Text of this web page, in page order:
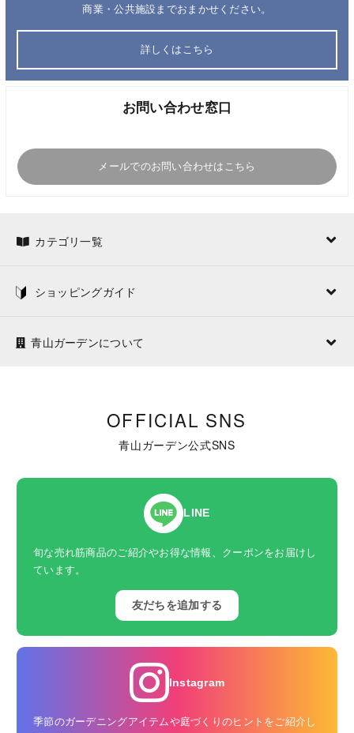
商業・公共施設までおまかせください。
詳しくはこちら
お問い合わせ窓口
メールでのお問い合わせはこちら
カテゴリ一覧
ショッピングガイド
青山ガーデンについて
OFFICIAL SNS
青山ガーデン公式SNS
LINE
旬な売れ筋商品のご紹介やお得な情報、クーポンをお届けし
ています。
友だちを追加する
Instagram
季節のガーデニングアイテムや庭づくりのヒントをご紹介し